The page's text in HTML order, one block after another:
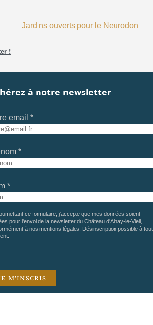
Jardins ouverts pour le Neurodon
!
à notre newsletter
email *
*
*
ce formulaire, j'accepte que mes données soient
pour l'envoi de la newsletter du Château d'Ainay-le-Vieil,
à nos mentions légales . Désinscription possible à tout